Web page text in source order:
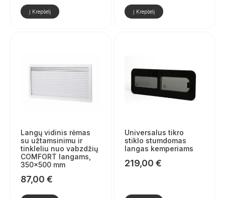
Į Krepšelį Į Krepšelį
Langų vidinis rėmas
su užtamsinimu ir
tinkleliu nuo vabzdžių
COMFORT langams,
350×500 mm
87,00 €
Universalus tikro
stiklo stumdomas
langas kemperiams
219,00 €